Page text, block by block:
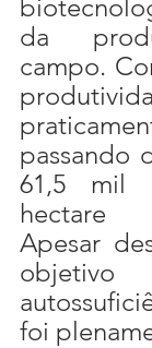
da
campo.
passando
61,5 mil
hectare
Apesar
foi